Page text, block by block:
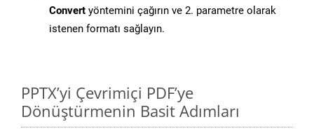
Convert yöntemini çağırın ve 2. parametre olarak
istenen formatı sağlayın.
PPTX’yi Çevrimiçi PDF’ye
Dönüştürmenin Basit Adımları